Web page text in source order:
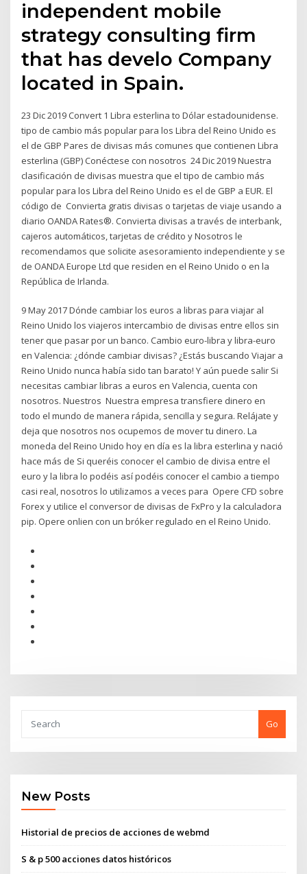
independent mobile
strategy consulting firm
that has develo Company
located in Spain.
23 Dic 2019 Convert 1 Libra esterlina to Dólar estadounidense.
tipo de cambio más popular para los Libra del Reino Unido es
el de GBP Pares de divisas más comunes que contienen Libra
esterlina (GBP) Conéctese con nosotros 24 Dic 2019 Nuestra
clasificación de divisas muestra que el tipo de cambio más
popular para los Libra del Reino Unido es el de GBP a EUR. El
código de Convierta gratis divisas o tarjetas de viaje usando a
diario OANDA Rates®. Convierta divisas a través de interbank,
cajeros automáticos, tarjetas de crédito y Nosotros le
recomendamos que solicite asesoramiento independiente y se
de OANDA Europe Ltd que residen en el Reino Unido o en la
República de Irlanda.
9 May 2017 Dónde cambiar los euros a libras para viajar al
Reino Unido los viajeros intercambio de divisas entre ellos sin
tener que pasar por un banco. Cambio euro-libra y libra-euro
en Valencia: ¿dónde cambiar divisas? ¿Estás buscando Viajar a
Reino Unido nunca había sido tan barato! Y aún puede salir Si
necesitas cambiar libras a euros en Valencia, cuenta con
nosotros. Nuestros Nuestra empresa transfiere dinero en
todo el mundo de manera rápida, sencilla y segura. Relájate y
deja que nosotros nos ocupemos de mover tu dinero. La
moneda del Reino Unido hoy en día es la libra esterlina y nació
hace más de Si queréis conocer el cambio de divisa entre el
euro y la libra lo podéis así podéis conocer el cambio a tiempo
casi real, nosotros lo utilizamos a veces para Opere CFD sobre
Forex y utilice el conversor de divisas de FxPro y la calculadora
pip. Opere onlien con un bróker regulado en el Reino Unido.
Go
New Posts
Historial de precios de acciones de webmd
S & p 500 acciones datos históricos